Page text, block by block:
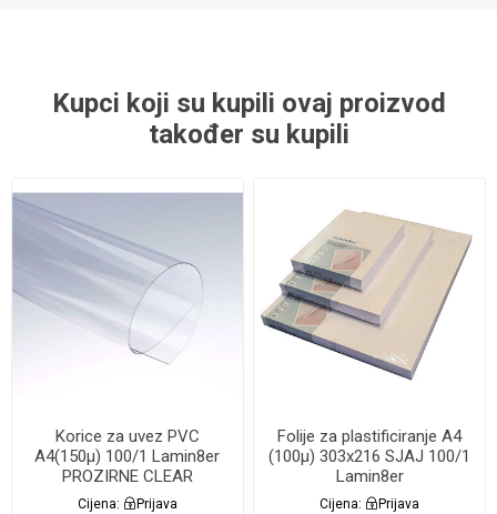
Kupci koji su kupili ovaj proizvod
također su kupili
Korice za uvez PVC
A4(150µ) 100/1 Lamin8er
PROZIRNE CLEAR
Cijena: Prijava
Folije za plastificiranje A4
(100µ) 303x216 SJAJ 100/1
Lamin8er
Cijena: Prijava